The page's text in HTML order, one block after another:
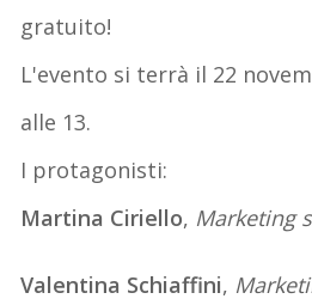
gratuito!
L'evento si terrà il 22
alle 13.
I protagonisti:
Martina Ciriello, Marketing
Valentina Schiaffini,